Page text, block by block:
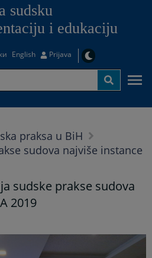
sudsku
i edukaciju
English Prijava
praksa u BiH
sudova najviše instance
sudske prakse sudova
2019